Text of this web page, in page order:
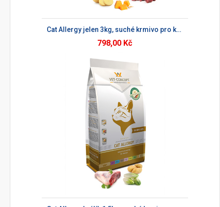
Cat Allergy jelen 3kg, suché krmivo pro kočky
798,00 Kč